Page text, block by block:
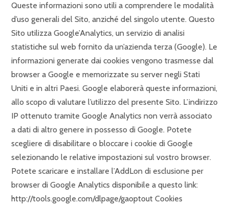
Queste informazioni sono utili a comprendere le modalità
d’uso generali del Sito, anziché del singolo utente. Questo
Sito utilizza Google’Analytics, un servizio di analisi
statistiche sul web fornito da un’azienda terza (Google). Le
informazioni generate dai cookies vengono trasmesse dal
browser a Google e memorizzate su server negli Stati
Uniti e in altri Paesi. Google elaborerà queste informazioni,
allo scopo di valutare l’utilizzo del presente Sito. L’indirizzo
IP ottenuto tramite Google Analytics non verrà associato
a dati di altro genere in possesso di Google. Potete
scegliere di disabilitare o bloccare i cookie di Google
selezionando le relative impostazioni sul vostro browser.
Potete scaricare e installare l’AddLon di esclusione per
browser di Google Analytics disponibile a questo link:
http://tools.google.com/dlpage/gaoptout Cookies